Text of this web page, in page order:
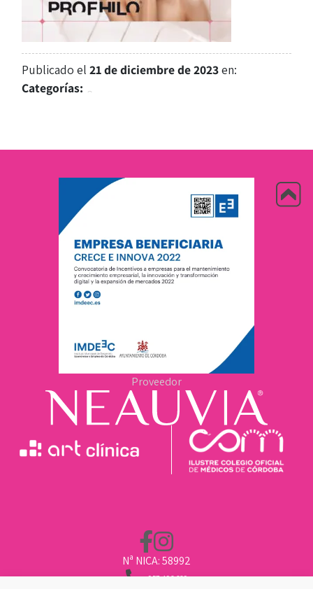
Publicado el21 de diciembre de 2023en:
Categorías:
Nª NICA: 58992
957 496 669
Proveedor